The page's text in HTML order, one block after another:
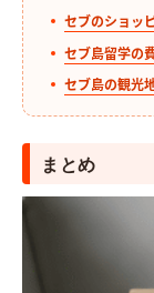
セブのショッ
セブ島留学の
セブ島の観光
まとめ